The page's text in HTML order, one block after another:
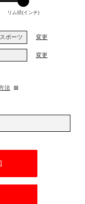
リム径(インチ)
ポーツ 変更
変更
法